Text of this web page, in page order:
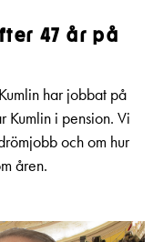
47 år på
har jobbat på
Kumlin i pension. Vi
och om hur
åren.